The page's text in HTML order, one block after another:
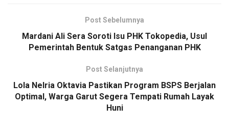
Post Sebelumnya
Mardani Ali Sera Soroti Isu PHK Tokopedia, Usul
Pemerintah Bentuk Satgas Penanganan PHK
Post Selanjutnya
Lola Nelria Oktavia Pastikan Program BSPS Berjalan
Optimal, Warga Garut Segera Tempati Rumah Layak
Huni